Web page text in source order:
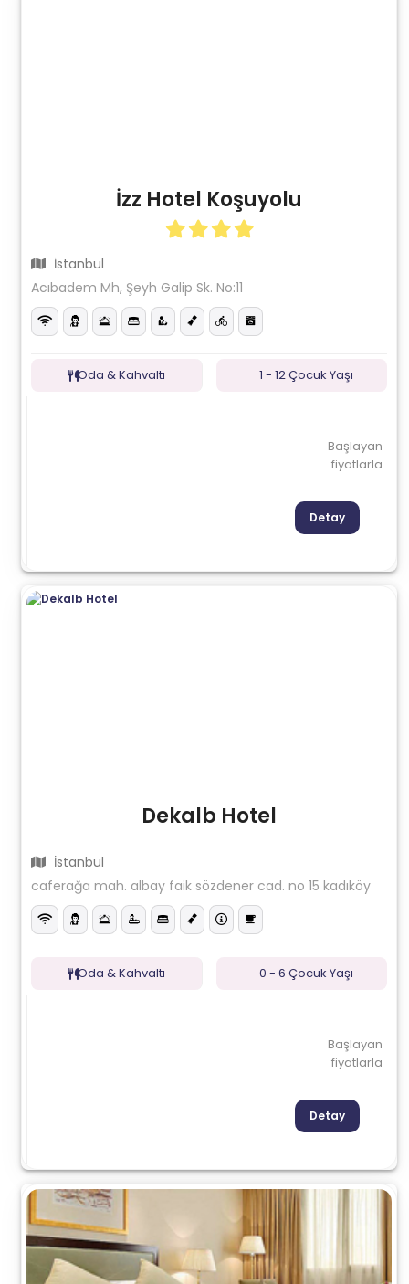
İzz Hotel Koşuyolu
İstanbul
Acıbadem Mh, Şeyh Galip Sk. No:11
Oda & Kahvaltı 1 - 12 Çocuk Yaşı
Başlayan
fiyatlarla
Detay
Dekalb Hotel
İstanbul
caferağa mah. albay faik sözdener cad. no 15 kadıköy
Oda & Kahvaltı 0 - 6 Çocuk Yaşı
Başlayan
fiyatlarla
Detay